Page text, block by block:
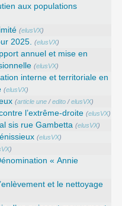
aux populations
(elusVX)
2025. (elusVX)
annuel et mise en
(elusVX)
interne et territoriale en
(elusVX)
(article une /edito /elusVX)
l’extrême-droite (elusVX)
sis rue Gambetta (elusVX)
(elusVX)
)
« Annie
et le nettoyage